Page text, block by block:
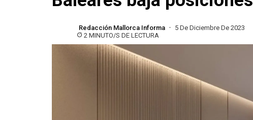
Redacción Mallorca Informa
5 De Diciembre De 2023
2 MINUTO/S DE LECTURA